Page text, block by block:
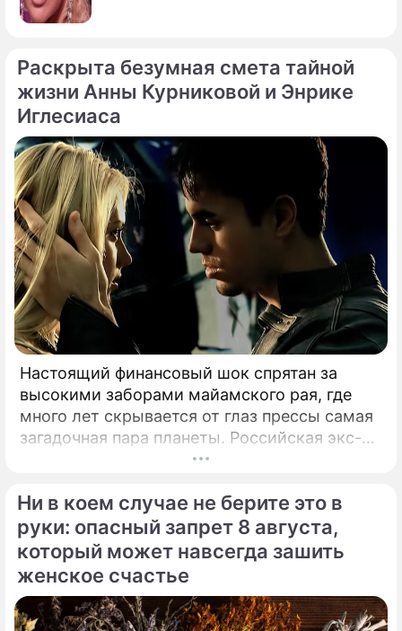
Раскрыта безумная смета тайной
жизни Анны Курниковой и Энрике
Иглесиаса
Настоящий финансовый шок спрятан за
высокими заборами майамского рая, где
много лет скрывается от глаз прессы самая
загадочная пара планеты. Российская экс-
теннисистка Анна Курникова и испанский
двадцати лет удерживают статус одной из
самых закрытых и непубличных пар
мирового шоу-бизнеса.
Ни в коем случае не берите это в
руки: опасный запрет 8 августа,
который может навсегда зашить
женское счастье